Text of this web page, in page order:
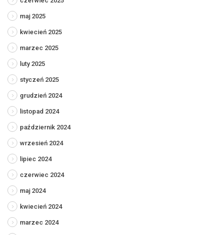
maj 2025
kwiecień 2025
marzec 2025
luty 2025
styczeń 2025
grudzień 2024
listopad 2024
październik 2024
wrzesień 2024
lipiec 2024
czerwiec 2024
maj 2024
kwiecień 2024
marzec 2024